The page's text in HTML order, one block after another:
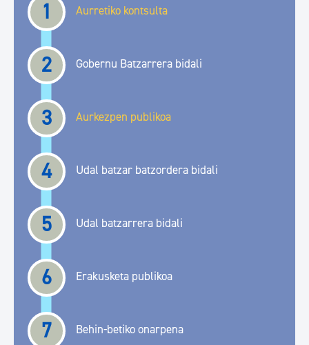
1 Aurretiko kontsulta
2 Gobernu Batzarrera bidali
3 Aurkezpen publikoa
4 Udal batzar batzordera bidali
5 Udal batzarrera bidali
6 Erakusketa publikoa
7 Behin-betiko onarpena